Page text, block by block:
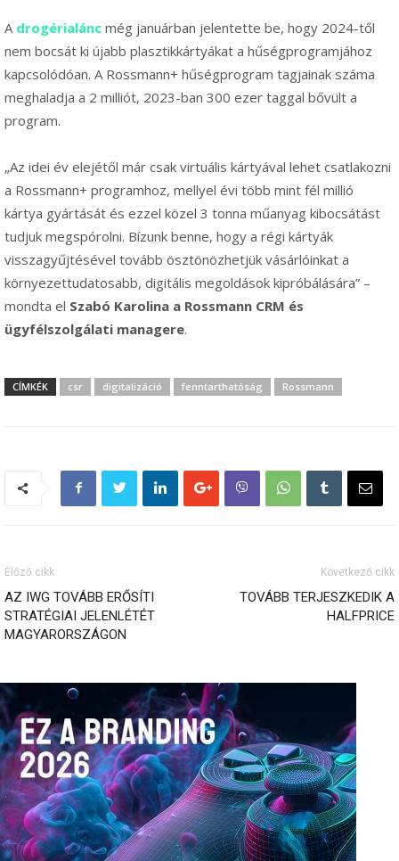
A drogérialánc még januárban jelentette be, hogy 2024-től
nem bocsát ki újabb plasztikkártyákat a hűségprogramjához
kapcsolódóan. A Rossmann+ hűségprogram tagjainak száma
meghaladja a 2 milliót, 2023-ban 300 ezer taggal bővült a
program.
„Az idei év elejétől már csak virtuális kártyával lehet csatlakozni
a Rossmann+ programhoz, mellyel évi több mint fél millió
kártya gyártását és ezzel közel 3 tonna műanyag kibocsátást
tudjuk megspórolni. Bízunk benne, hogy a régi kártyák
visszagyűjtésével tovább ösztönözhetjük vásárlóinkat a
környezettudatosabb, digitális megoldások kipróbálására” –
mondta el Szabó Karolina a Rossmann CRM és
ügyfélszolgálati managere.
CÍMKÉK csr digitalizáció fenntarthatóság Rossmann
Előző cikk
AZ IWG TOVÁBB ERŐSÍTI
STRATÉGIAI JELENLÉTÉT
MAGYARORSZÁGON
Következő cikk
TOVÁBB TERJESZKEDIK A
HALFPRICE